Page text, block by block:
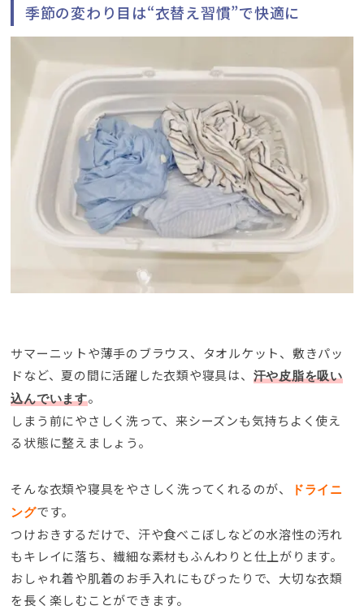
季節の変わり目は“衣替え習慣”で快適に
サマーニットや薄手のブラウス、タオルケット、敷きパッ
ドなど、夏の間に活躍した衣類や寝具は、 汗や皮脂を吸い
込んでいます。
しまう前にやさしく洗って、来シーズンも気持ちよく使え
る状態に整えましょう。
そんな衣類や寝具をやさしく洗ってくれるのが、
ドライニ
ングです。
つけおきするだけで、汗や食べこぼしなどの水溶性の汚れ
もキレイに落ち、繊細な素材もふんわりと仕上がります。
おしゃれ着や肌着のお手入れにもぴったりで、大切な衣類
を長く楽しむことができます。